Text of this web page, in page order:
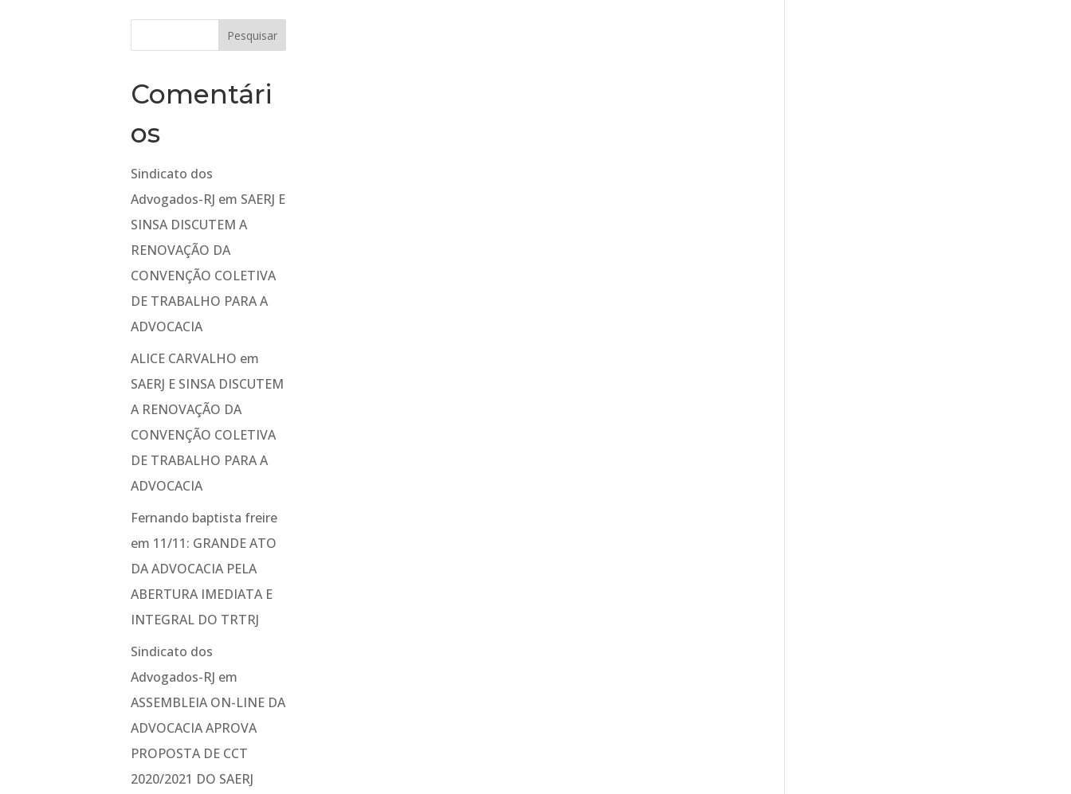
Comentári
os
Sindicato dos
Advogados-RJ em SAERJ E
SINSA DISCUTEM A
RENOVAÇÃO DA
CONVENÇÃO COLETIVA
DE TRABALHO PARA A
ADVOCACIA
ALICE CARVALHO em
SAERJ E SINSA DISCUTEM
A RENOVAÇÃO DA
CONVENÇÃO COLETIVA
DE TRABALHO PARA A
ADVOCACIA
Fernando baptista freire
em 11/11: GRANDE ATO
DA ADVOCACIA PELA
ABERTURA IMEDIATA E
INTEGRAL DO TRTRJ
Sindicato dos
Advogados-RJ em
ASSEMBLEIA ON-LINE DA
ADVOCACIA APROVA
PROPOSTA DE CCT
2020/2021 DO SAERJ